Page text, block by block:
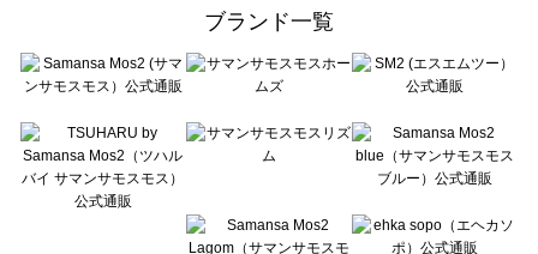
Te chichi（テチチ）の一覧
Te chichi CLASSIC（テチチ クラシック）の一覧
Lugnoncure（ルノンキュール）の一覧
BETTY'S BLUE（べティーズブルー）の一覧
Wpc.（ワールドパーティー）の一覧
ブランド一覧